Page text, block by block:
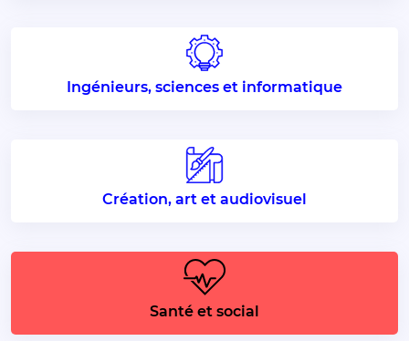
Ingénieurs, sciences et informatique
Création, art et audiovisuel
Santé et social